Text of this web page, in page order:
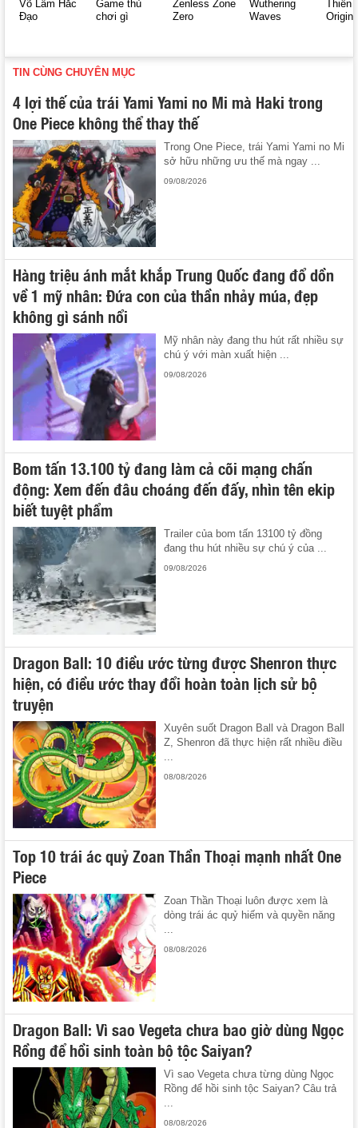
Võ Lâm Hắc
Đạo
Game thủ
chơi gì
Zenless Zone
Zero
Wuthering
Waves
Thiên
Origin
TIN CÙNG CHUYÊN MỤC
4 lợi thế của trái Yami Yami no Mi mà Haki trong
One Piece không thể thay thế
Trong One Piece, trái Yami Yami no Mi
sở hữu những ưu thế mà ngay ...
09/08/2026
Hàng triệu ánh mắt khắp Trung Quốc đang đổ dồn
về 1 mỹ nhân: Đứa con của thần nhảy múa, đẹp
không gì sánh nổi
Mỹ nhân này đang thu hút rất nhiều sự
chú ý với màn xuất hiện ...
09/08/2026
Bom tấn 13.100 tỷ đang làm cả cõi mạng chấn
động: Xem đến đâu choáng đến đấy, nhìn tên ekip
biết tuyệt phẩm
Trailer của bom tấn 13100 tỷ đồng
đang thu hút nhiều sự chú ý của ...
09/08/2026
Dragon Ball: 10 điều ước từng được Shenron thực
hiện, có điều ước thay đổi hoàn toàn lịch sử bộ
truyện
Xuyên suốt Dragon Ball và Dragon Ball
Z, Shenron đã thực hiện rất nhiều điều
08/08/2026
Top 10 trái ác quỷ Zoan Thần Thoại mạnh nhất One
Piece
Zoan Thần Thoại luôn được xem là
dòng trái ác quỷ hiếm và quyền năng
...
08/08/2026
Dragon Ball: Vì sao Vegeta chưa bao giờ dùng Ngọc
Rồng để hồi sinh toàn bộ tộc Saiyan?
Vì sao Vegeta chưa từng dùng Ngọc
Rồng để hồi sinh tộc Saiyan? Câu trả
08/08/2026